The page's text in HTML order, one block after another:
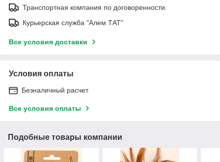
Транспортная компания по договоренности.
Курьерская служба "Алем ТАТ"
Все условия доставки
Условия оплаты
Безналичный расчет
Все условия оплаты
Подобные товары компании